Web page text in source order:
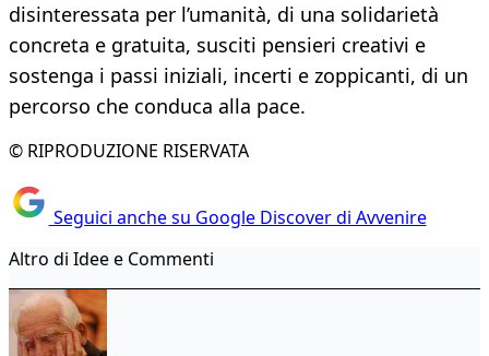
disinteressata per l’umanità, di una solidarietà
concreta e gratuita, susciti pensieri creativi e
sostenga i passi iniziali, incerti e zoppicanti, di un
percorso che conduca alla pace.
© RIPRODUZIONE RISERVATA
Seguici anche su Google Discover di Avvenire
Altro di Idee e Commenti